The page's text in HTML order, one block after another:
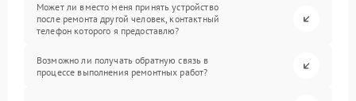
Может ли вместо меня принять устройство
после ремонта другой человек, контактный
телефон которого я предоставлю?
Возможно ли получать обратную связь в
процессе выполнения ремонтных работ?